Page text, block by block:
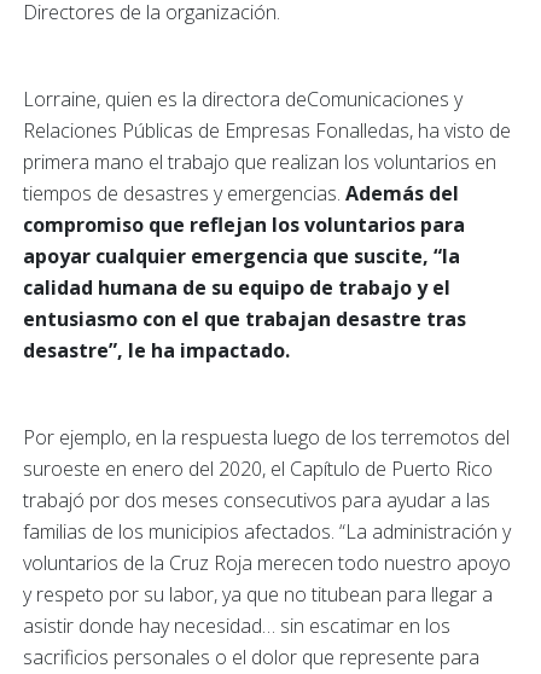
Directores de la organización.
Lorraine, quien es la directora deComunicaciones y
Relaciones Públicas de Empresas Fonalledas, ha visto de
primera mano el trabajo que realizan los voluntarios en
tiempos de desastres y emergencias. Además del
compromiso que reflejan los voluntarios para
apoyar cualquier emergencia que suscite, “la
calidad humana de su equipo de trabajo y el
entusiasmo con el que trabajan desastre tras
desastre”, le ha impactado.
Por ejemplo, en la respuesta luego de los terremotos del
suroeste en enero del 2020, el Capítulo de Puerto Rico
trabajó por dos meses consecutivos para ayudar a las
familias de los municipios afectados. “La administración y
voluntarios de la Cruz Roja merecen todo nuestro apoyo
y respeto por su labor, ya que no titubean para llegar a
asistir donde hay necesidad… sin escatimar en los
sacrificios personales o el dolor que represente para